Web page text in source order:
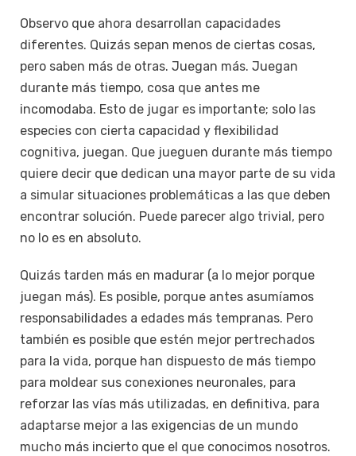
Observo que ahora desarrollan capacidades
diferentes. Quizás sepan menos de ciertas cosas,
pero saben más de otras. Juegan más. Juegan
durante más tiempo, cosa que antes me
incomodaba. Esto de jugar es importante; solo las
especies con cierta capacidad y flexibilidad
cognitiva, juegan. Que jueguen durante más tiempo
quiere decir que dedican una mayor parte de su vida
a simular situaciones problemáticas a las que deben
encontrar solución. Puede parecer algo trivial, pero
no lo es en absoluto.
Quizás tarden más en madurar (a lo mejor porque
juegan más). Es posible, porque antes asumíamos
responsabilidades a edades más tempranas. Pero
también es posible que estén mejor pertrechados
para la vida, porque han dispuesto de más tiempo
para moldear sus conexiones neuronales, para
reforzar las vías más utilizadas, en definitiva, para
adaptarse mejor a las exigencias de un mundo
mucho más incierto que el que conocimos nosotros.